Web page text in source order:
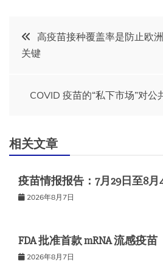
文
章
航
高疫苗接种覆盖率是防止欧
关键
COVID 疫苗的“私下市场”对
相关文章
疫苗情报报告：7月29日至8月
2026年8月7日
FDA 批准首款 mRNA 流感疫苗
2026年8月7日